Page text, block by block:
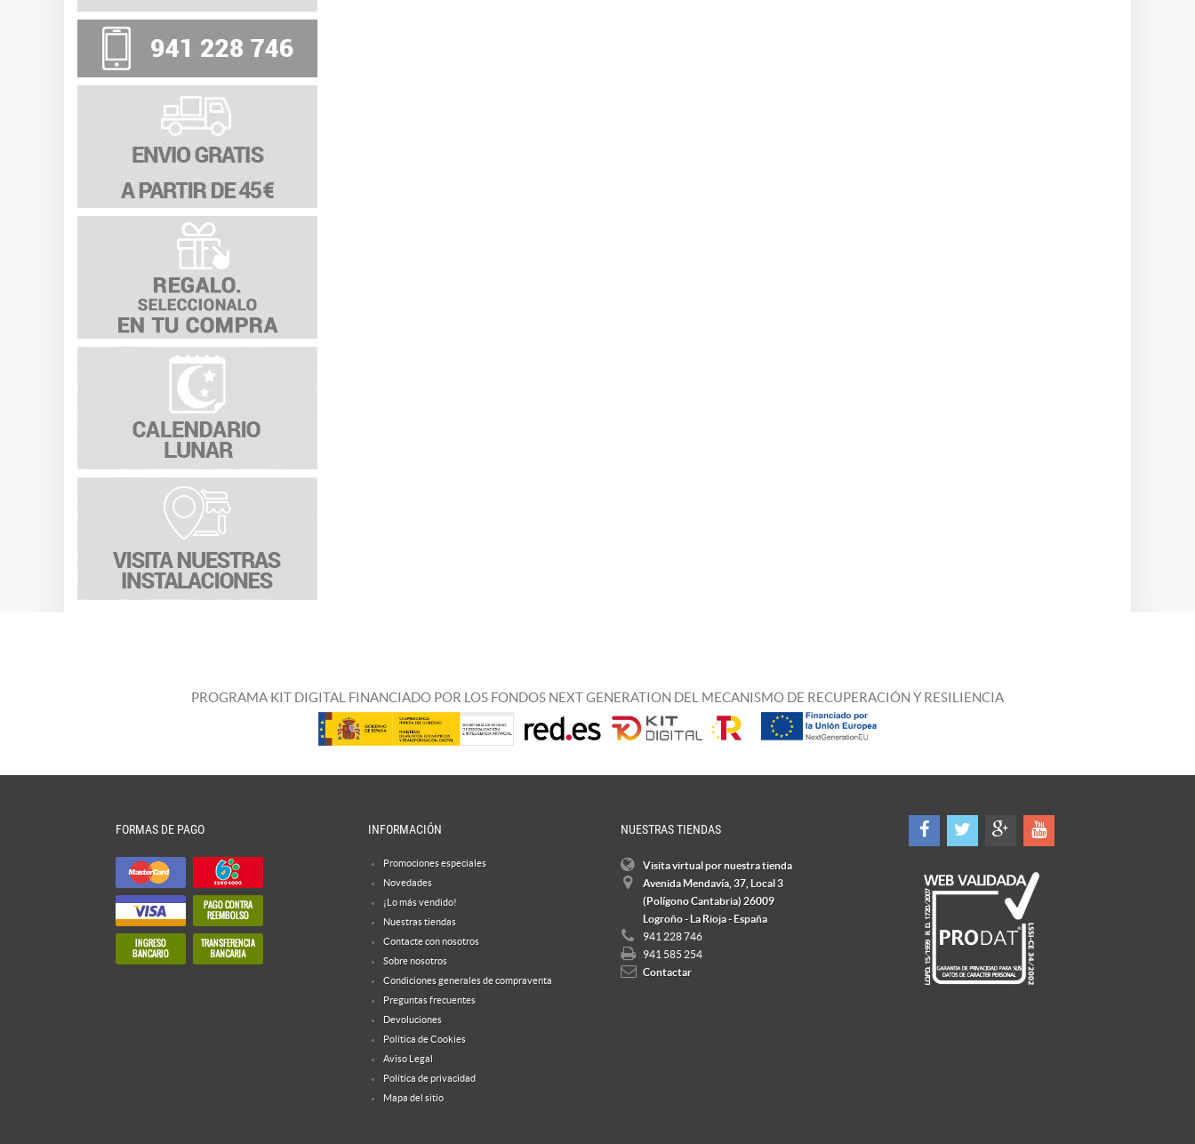
PROGRAMA KIT DIGITAL FINANCIADO POR LOS FONDOS NEXT GENERATION DEL MECANISMO DE RECUPERACIÓN Y RESILIENCIA
FORMAS DE PAGO INFORMACIÓN
Promociones especiales
Novedades
¡Lo más vendido!
Nuestras tiendas
Contacte con nosotros
Sobre nosotros
Condiciones generales de compraventa
Preguntas frecuentes
Devoluciones
Política de Cookies
Aviso Legal
Política de privacidad
Mapa del sitio
NUESTRAS TIENDAS
Visita virtual por nuestra tienda
Avenida Mendavía, 37, Local 3
(Polígono Cantabria) 26009
Logroño - La Rioja - España
941 228 746
941 585 254
Contactar